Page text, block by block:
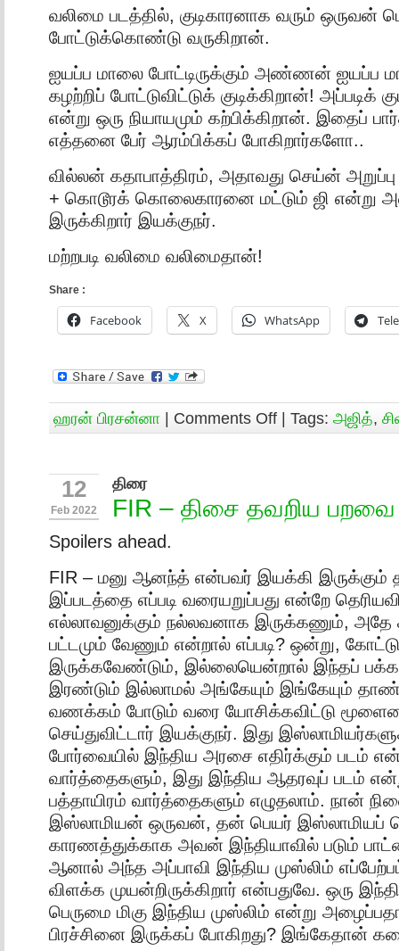
வலிமை படத்தில், குடிகாரனாக வரும் ஒருவன்
போட்டுக்கொண்டு வருகிறான்.
ஐயப்ப மாலை போட்டிருக்கும் அண்ணன் ஐயப்ப
கழற்றிப் போட்டுவிட்டுக் குடிக்கிறான்! அப்படிக்
என்று ஒரு நியாயமும் கற்பிக்கிறான். இதைப்
எத்தனை பேர் ஆரம்பிக்கப் போகிறார்களோ..
வில்லன் கதாபாத்திரம், அதாவது செய்ன்
+ கொடூரக் கொலைகாரனை மட்டும் ஜி என்று
இருக்கிறார் இயக்குநர்.
மற்றபடி வலிமை வலிமைதான்!
Share :
Facebook X WhatsApp
ஹரன் பிரசன்னா | Comments Off | Tags: அஜித்,
12
Feb 2022
திரை
FIR – திசை தவறிய பறவை
Spoilers ahead.
FIR – மனு ஆனந்த் என்பவர் இயக்கி இருக்கும்
இப்படத்தை எப்படி வரையறுப்பது என்றே
எல்லாவனுக்கும் நல்லவனாக இருக்கணும், அதே
பட்டமும் வேணும் என்றால் எப்படி? ஒன்று,
இருக்கவேண்டும், இல்லையென்றால் இந்தப்
இரண்டும் இல்லாமல் அங்கேயும் இங்கேயும்
வணக்கம் போடும் வரை யோசிக்கவிட்டு
செய்துவிட்டார் இயக்குநர். இது
போர்வையில் இந்திய அரசை எதிர்க்கும் படம்
வார்த்தைகளும், இது இந்திய ஆதரவுப் படம்
பத்தாயிரம் வார்த்தைகளும் எழுதலாம். நான்
இஸ்லாமியன் ஒருவன், தன் பெயர் இஸ்லாமியப்
காரணத்துக்காக அவன் இந்தியாவில் படும்
ஆனால் அந்த அப்பாவி இந்திய முஸ்லிம்
விளக்க முயன்றிருக்கிறார் என்பதுவே. ஒரு
பெருமை மிகு இந்திய முஸ்லிம் என்று
பிரச்சினை இருக்கப் போகிறது? இங்கேதான்